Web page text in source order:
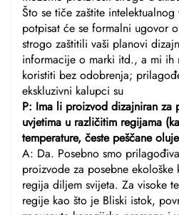
Što se tiče zaštite
potpisat će se formalni ugovor
strogo zaštitili vaši planovi
informacije o marki itd., a mi ih
koristiti bez odobrenja;
ekskluzivni kalupci su
P: Ima li proizvod dizajniran za
uvjetima u različitim regijama
temperature, česte peščane
A: Da. Posebno smo
proizvode za posebne ekološke
regija diljem svijeta. Za visoke
regije kao što je Bliski istok,